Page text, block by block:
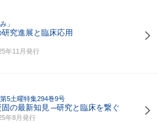
」
究進展と臨床応用
年11月発行
5土曜特集294巻9号
の最新知見 ─研究と臨床を繋ぐ
年8月発行